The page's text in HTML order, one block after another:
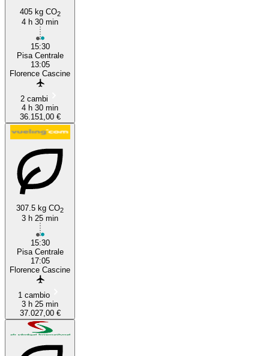
405 kg CO2
4 h 30 min
15:30
Pisa Centrale
13:05
Florence Cascine
2 cambi
4 h 30 min
36.151,00 €
307.5 kg CO2
3 h 25 min
15:30
Pisa Centrale
17:05
Florence Cascine
1 cambio
3 h 25 min
37.027,00 €